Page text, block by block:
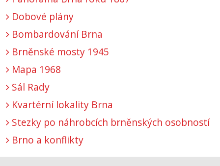
Dobové plány
Bombardování Brna
Brněnské mosty 1945
Mapa 1968
Sál Rady
Kvartérní lokality Brna
Stezky po náhrobcích brněnských osobností
Brno a konflikty